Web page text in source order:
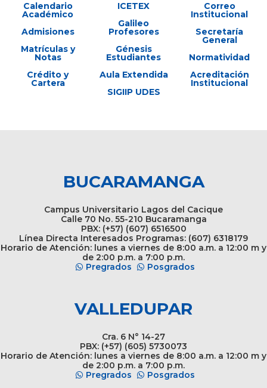
Calendario
Académico
Admisiones
Matrículas y
Notas
Crédito y
Cartera
ICETEX
Galileo
Profesores
Génesis
Estudiantes
Aula Extendida
SIGIIP UDES
Correo
Institucional
Secretaría
General
Normatividad
Acreditación
Institucional
BUCARAMANGA
Campus Universitario Lagos del Cacique
Calle 70 No. 55-210 Bucaramanga
PBX: (+57) (607) 6516500
Línea Directa Interesados Programas: (607) 6318179
Horario de Atención: lunes a viernes de 8:00 a.m. a 12:00 m y
de 2:00 p.m. a 7:00 p.m.
Pregrados
Posgrados
VALLEDUPAR
Cra. 6 N° 14-27
PBX: (+57) (605) 5730073
Horario de Atención: lunes a viernes de 8:00 a.m. a 12:00 m y
de 2:00 p.m. a 7:00 p.m.
Pregrados
Posgrados